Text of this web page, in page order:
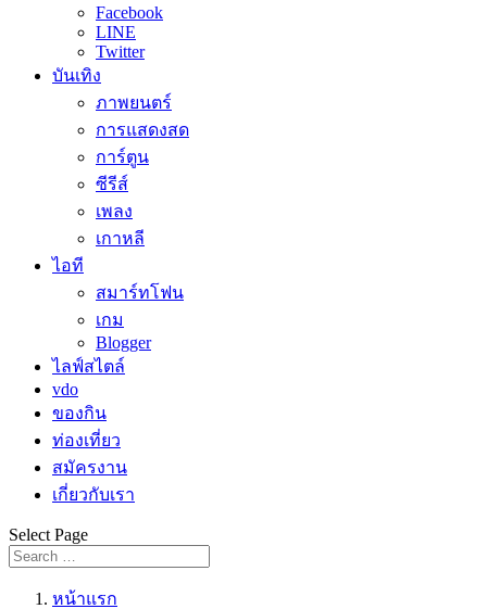
Facebook
LINE
Twitter
บันเทิง
ภาพยนตร์
การแสดงสด
การ์ตูน
ซีรีส์
เพลง
เกาหลี
ไอที
สมาร์ทโฟน
เกม
Blogger
ไลฟ์สไตล์
vdo
ของกิน
ท่องเที่ยว
สมัครงาน
เกี่ยวกับเรา
Select Page
หน้าแรก